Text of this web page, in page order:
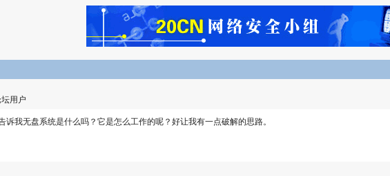
用户
我无盘系统是什么吗？它是怎么工作的呢？好让我有一点破解的思路。